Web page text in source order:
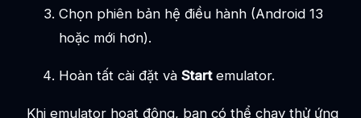
Chọn phiên bản hệ điều hành (Android 13
hoặc mới hơn).
Hoàn tất cài đặt và Startemulator.
Khi emulator hoạt động, bạn có thể chạy thử ứng